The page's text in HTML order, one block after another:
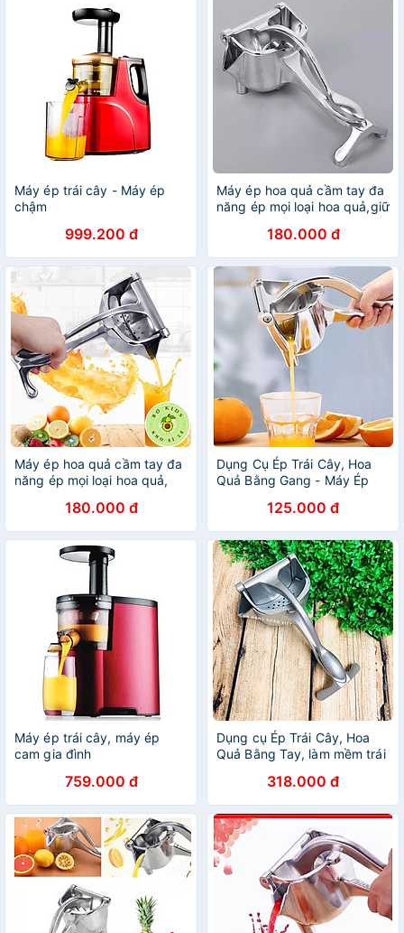
Máy ép trái cây - Máy ép
chậm
999.200 đ
Máy ép hoa quả cầm tay đa
năng ép mọi loại hoa quả,giữ
nước trái cây tiện dụng
180.000 đ
Máy ép hoa quả cầm tay đa
năng ép mọi loại hoa quả,
nước trái cây thế hệ mới
180.000 đ
Dụng Cụ Ép Trái Cây, Hoa
Quả Bằng Gang - Máy Ép
125.000 đ
Máy ép trái cây, máy ép
cam gia đình
759.000 đ
Dụng cụ Ép Trái Cây, Hoa
Quả Bằng Tay, làm mềm trái
Dày SIÊU ĐẸP318.000 đ